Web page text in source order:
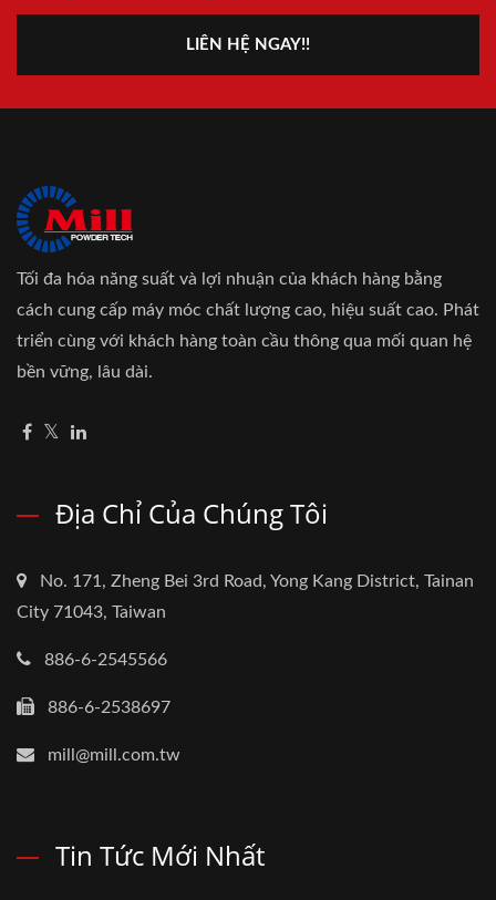
LIÊN HỆ NGAY!!
Tối đa hóa năng suất và lợi nhuận của khách hàng bằng
cách cung cấp máy móc chất lượng cao, hiệu suất cao. Phát
triển cùng với khách hàng toàn cầu thông qua mối quan hệ
bền vững, lâu dài.
Địa Chỉ Của Chúng Tôi
No. 171, Zheng Bei 3rd Road, Yong Kang District, Tainan
City 71043, Taiwan
886-6-2545566
886-6-2538697
mill@mill.com.tw
Tin Tức Mới Nhất